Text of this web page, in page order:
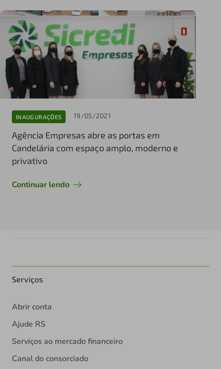
INAUGURAÇÕES 19/05/2021
Agência Empresas abre as portas em
Candelária com espaço amplo, moderno e
privativo
Continuar lendo
Serviços
Abrir conta
Ajude RS
Serviços ao mercado financeiro
Canal do consorciado